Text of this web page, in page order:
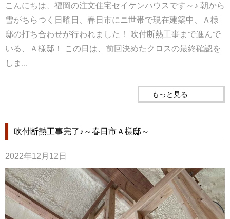
こんにちは、福岡の注文住宅セイケンハウスです～♪ 朝から
雪がちらつく日曜日、春日市にニ世帯で現在建築中、Ａ様
邸の打ち合わせが行われました！ 吹付断熱工事まで進んで
いる、Ａ様邸！ この日は、前回決めたクロスの最終確認を
しま...
もっと見る
吹付断熱工事完了♪～春日市Ａ様邸～
2022年12月12日